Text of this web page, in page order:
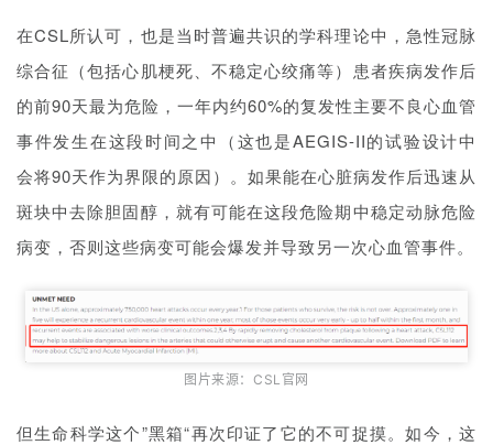
页
药
资
讯
频
专
精
彩
在CSL所认可，也是当时普遍共识的学科理论中，急性冠脉
综合征（包括心肌梗死、不稳定心绞痛等）患者疾病发作后
的前90天最为危险，一年内约60%的复发性主要不良心血管
事件发生在这段时间之中（这也是AEGIS-II的试验设计中
会将90天作为界限的原因）。 如果能在心脏病发作后迅速从
斑块中去除胆固醇，就有可能在这段危险期中稳定动脉危险
病变，否则这些病变可能会爆发并导致另一次心血管事件。
图片来源：CSL官网
但生命科学这个”黑箱“再次印证了它的不可捉摸。如今，这